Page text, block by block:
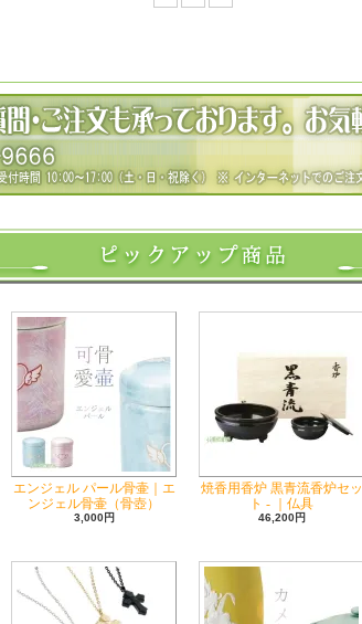
エンジェル パール骨壷｜エ
ンジェル骨壷（骨壺）
3,000円
焼香用香炉 黒青流香炉セッ
ト - ｜仏具
46,200円